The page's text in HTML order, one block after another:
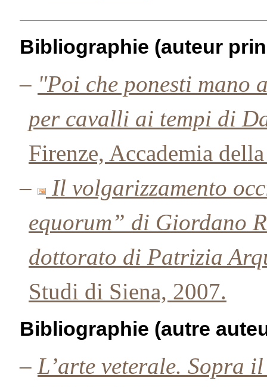
Bibliographie (auteur
– "Poi che ponesti mano
per cavalli ai tempi di
Firenze, Accademia
–
Il volgarizzamento
equorum” di Giordano
dottorato di Patrizia
Studi di Siena, 2007.
Bibliographie (autre
– L’arte veterale. Sopra